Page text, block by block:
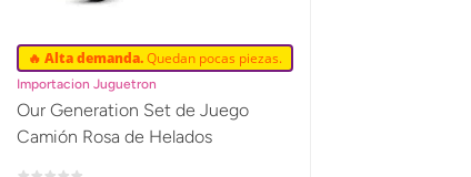
🔥 Alta demanda.Quedan pocas piezas.
Importacion Juguetron
Our Generation Set de Juego
Camión Rosa de Helados